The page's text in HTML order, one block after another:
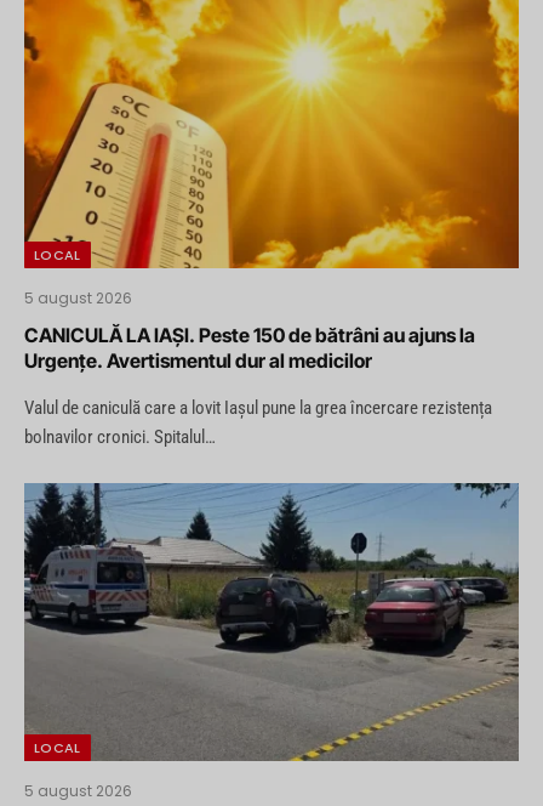
LOCAL
5 august 2026
CANICULĂ LA IAȘI. Peste 150 de bătrâni au ajuns la
Urgențe. Avertismentul dur al medicilor
Valul de caniculă care a lovit Iașul pune la grea încercare rezistența
bolnavilor cronici. Spitalul…
LOCAL
5 august 2026